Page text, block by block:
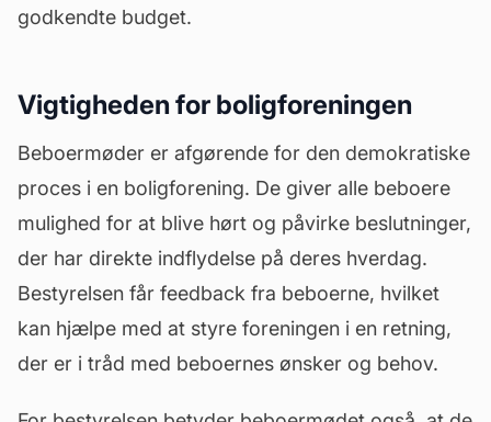
godkendte budget.
Vigtigheden for boligforeningen
Beboermøder er afgørende for den demokratiske
proces i en boligforening. De giver alle beboere
mulighed for at blive hørt og påvirke beslutninger,
der har direkte indflydelse på deres hverdag.
Bestyrelsen får feedback fra beboerne, hvilket
kan hjælpe med at styre foreningen i en retning,
der er i tråd med beboernes ønsker og behov.